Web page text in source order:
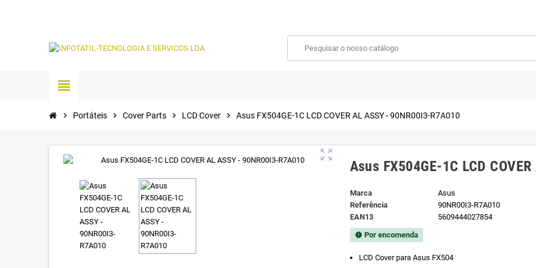
view_headline
chevron_right Portáteis chevron_right Cover Parts chevron_right LCD Cover chevron_right Asus FX504GE-1C LCD COVER AL ASSY - 90NR00I3-R7A010
zoom_out_map
Asus FX504GE-1C LCD
Marca
Asus
Referência
90NR00I3-R7A010
EAN13
5609444027854
new_releasesPor encomenda
LCD Cover para Asus FX504